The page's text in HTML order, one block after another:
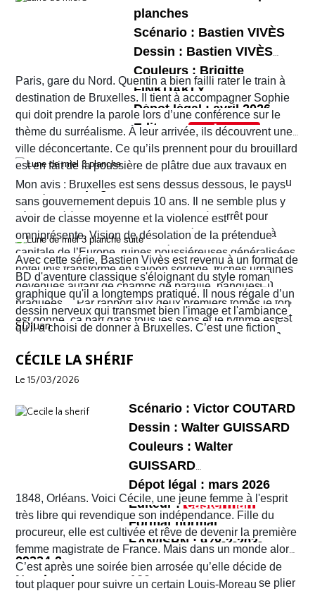
qu’Hérode est prêt à tout pour la séduire. Lors de
la fête organisée pour l'anniversaire d'Hérode,
Salomé danse devant le roi qui, charmé, promet
de lui offrir tout ce qu’elle désire…
son scénario superbement illustré par Eduard
Torrents. Ce nouveau péplum réunit tous les
ingrédients d’une bonne histoire comme Jean
Dufaux en a le secret. Il nous fait partager les
tensions familiales, les rivalités et jalousies
amoureuses, les jeux de pouvoir, les ambitions et
fragilités des uns et des autres. Le récit ne cesse
de nous surprendre et de nous tenir en haleine.
L’ensemble bénéficie de couleurs travaillées et
poussées parBertrand Denoulet qui mettent bien
en lumière les décors et les costumes dont ceux
d'Hérodias et de Salomé.
planches
Scénario : Bastien VIVÈS
Dessin : Bastien VIVÈS
Couleurs : Brigitte
FINKDAKLY
Dépot légal : avril 2026
Editeur :
Format normal
EAN/ISBN : 978-2-203-29047-1
Nombre de pages : 48
Paris, gare du Nord. Quentin a bien failli rater le train à
destination de Bruxelles. Il tient à accompagner Sophie
qui doit prendre la parole lors d’une conférence sur le
thème du surréalisme. À leur arrivée, ils découvrent une
ville déconcertante. Ce qu’ils prennent pour du brouillard
est en fait de la poussière de plâtre due aux travaux en
cours un peu partout dans la ville. Quant au tramway ou
au métro qu’ils pensaient prendre pour rejoindre leur
hôtel situé à Ixelles, ils sont eux aussi à l’arrêt pour
cause de travaux. Finalement, ils décident d’y aller à
pied. Sur leur route, Quentin découvre la librairie
d’occasion Pêle-mêle. Il propose à Sophie d’y jeter un
coup d’œil mais les ennuis vont vite commencer. En
réalité c’est la ville entière qui semble être tombée dans
une violence sans nom. C'est véritablement le Far West
avec son lot d’insécurité et d’anarchie. Il y a même un
shérif !
Mon avis : Bruxelles est sens dessus dessous, le pays
sans gouvernement depuis 10 ans. Il ne semble plus y
avoir de classe moyenne et la violence est
omniprésente. Vision de désolation de la prétendue
capitale de l’Europe, ruines poussiéreuses généralisées,
hôtel Ibis transformé en saloon sordide, friches urbaines
devenues autant de champs de bataille, banques
braquées… Par rapport aux deux premiers tomes le ton
est donné, ça part dans tous les sens et le rythme est
plus que soutenu de bout en bout. Sophie et Quentin
vont devoir faire face à une situation totalement confuse
vont rapidement se découvrir as de la gâchette, surtout
Sophie. Un album, on peut le dire, surréaliste.
Avec cette série, Bastien Vivès est revenu à un format de
BD d'aventure classique s'éloignant du style roman
graphique qu'il a longtemps pratiqué. Il nous régale d’un
dessin nerveux qui transmet bien l'image et l'ambiance
qu'il a choisi de donner à Bruxelles. C’est une fiction
Bruxelles de 2026 telle que perçue par nombre de ses
habitants !
SDJuan
CÉCILE LA SHÉRIF
Le 15/03/2026
Scénario : Victor COUTARD
Dessin : Walter GUISSARD
Couleurs : Walter
GUISSARD
Dépot légal : mars 2026
Editeur :
Format normal
EAN/ISBN : 978-2-203-
29334-2
Nombre de pages :120
1848, Orléans. Voici Cécile, une jeune femme à l'esprit
très libre qui revendique son indépendance. Fille du
procureur, elle est cultivée et rêve de devenir la première
femme magistrate de France. Mais dans un monde alors
très machiste, elle est confrontée à une institution
judiciaire exclusivement masculine. Refusant de se plier
C’est après une soirée bien arrosée qu’elle décide de
tout plaquer pour suivre un certain Louis-Moreau